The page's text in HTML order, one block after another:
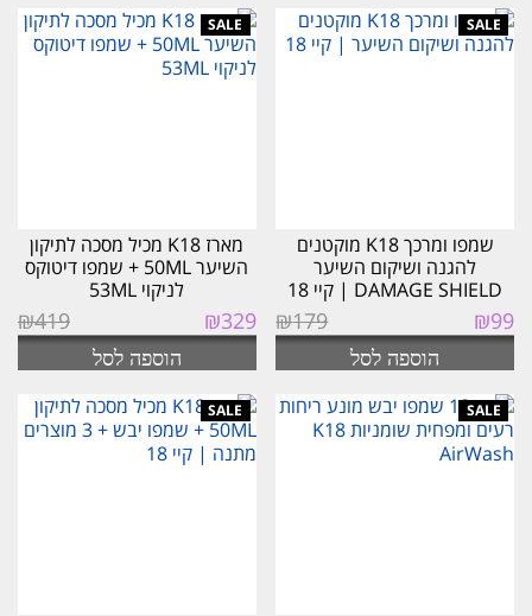
שמפו ומרכך K18 מוקטנים
להגנה ושיקום השיער
DAMAGE SHIELD | קיי 18
₪179
המחיר
המקורי
₪99
הנוכחי
הוספה לסל
מארז K18 מכיל מסכה לתיקון
השיער 50ML + שמפו דיטוקס
לניקוי 53ML
₪419
המחיר
המקורי
₪329
הנוכחי
הוא:הוספה לסל